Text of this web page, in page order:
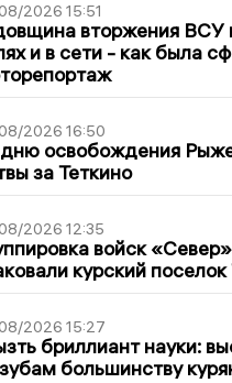
2026 15:51
вторжения ВСУ
и в сети - как была
2026 16:50
освобождения
за Теткино
2026 12:35
войск
курский поселок
2026 15:27
бриллиант науки:
большинству